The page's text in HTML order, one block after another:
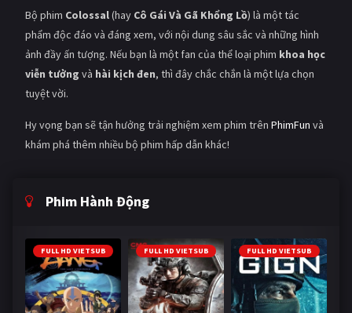
Bộ phim Colossal(hay Cô Gái Và Gã Khổng Lồ) là một tác
phẩm độc đáo và đáng xem, với nội dung sâu sắc và những hình
ảnh đầy ấn tượng. Nếu bạn là một fan của thể loại phim khoa học
viễn tưởng và hài kịch đen, thì đây chắc chắn là một lựa chọn
tuyệt vời.
Hy vọng bạn sẽ tận hưởng trải nghiệm xem phim trên PhimFun và
khám phá thêm nhiều bộ phim hấp dẫn khác!
Phim Hành Động
FULL HD VIETSUB FULL HD VIETSUB FULL HD VIETSUB